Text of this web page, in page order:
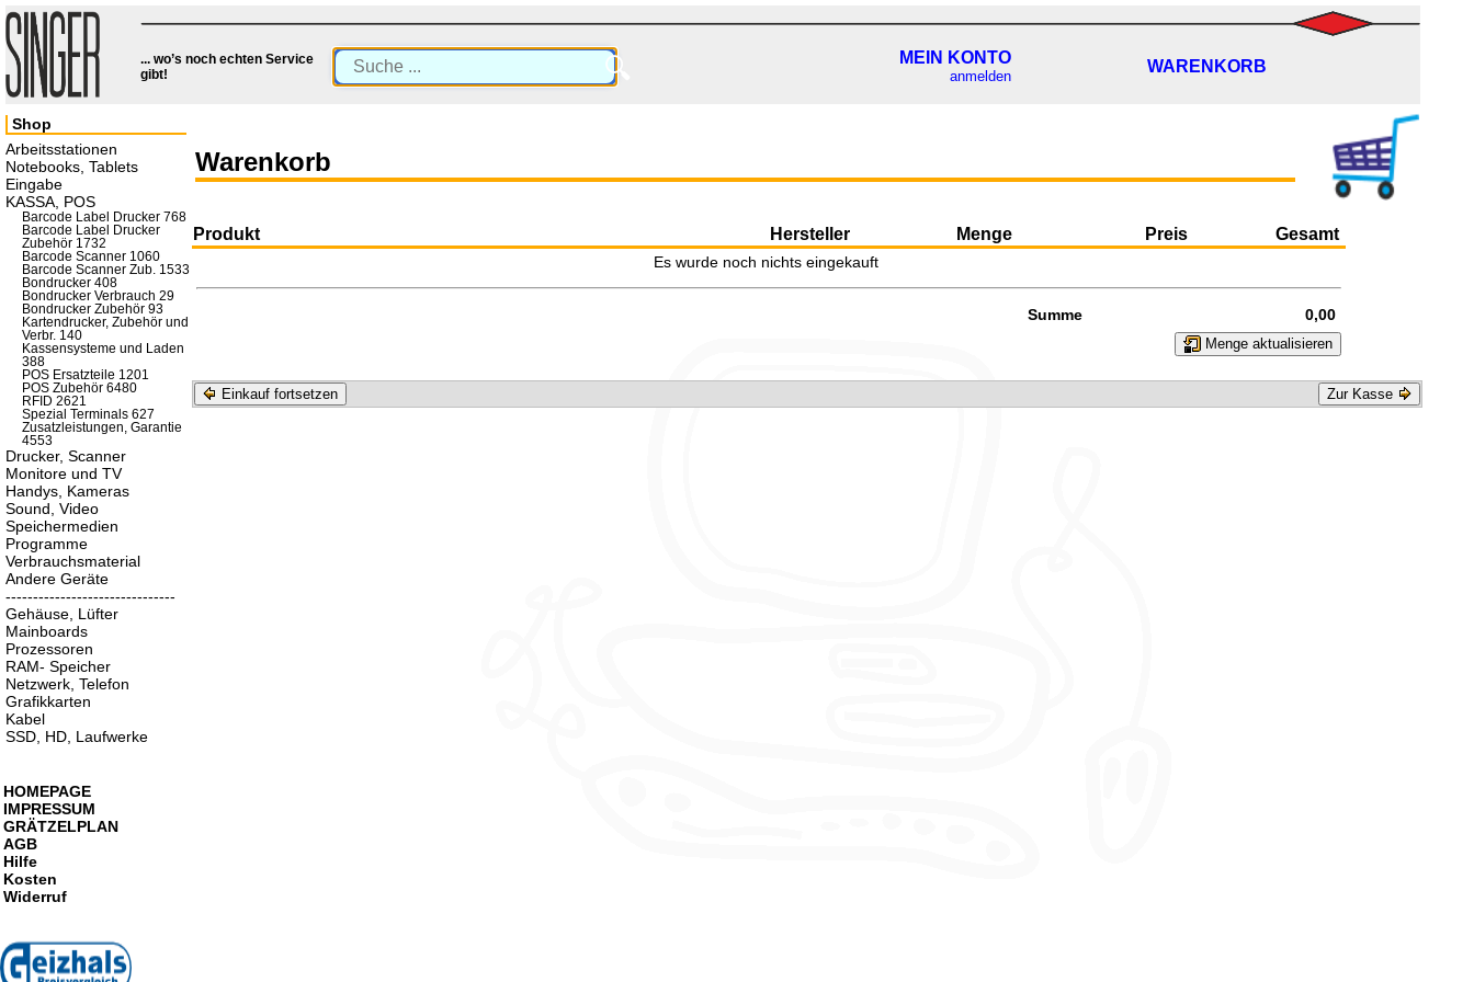
... wo’s noch echten Service
gibt!
🔍 MEIN KONTO
anmelden
WARENKORB
Warenkorb
Produkt Hersteller Menge Preis Gesamt
Es wurde noch nichts eingekauft
Summe 0,00
Menge aktualisieren
Einkauf fortsetzen Zur Kasse
Shop
Arbeitsstationen
Notebooks, Tablets
Eingabe
KASSA, POS
Barcode Label Drucker 768
Barcode Label Drucker
Zubehör 1732
Barcode Scanner 1060
Barcode Scanner Zub. 1533
Bondrucker 408
Bondrucker Verbrauch 29
Bondrucker Zubehör 93
Kartendrucker, Zubehör und
Verbr. 140
Kassensysteme und Laden
388
POS Ersatzteile 1201
POS Zubehör 6480
RFID 2621
Spezial Terminals 627
Zusatzleistungen, Garantie
4553
Drucker, Scanner
Monitore und TV
Handys, Kameras
Sound, Video
Speichermedien
Programme
Verbrauchsmaterial
Andere Geräte
-------------------------------
Gehäuse, Lüfter
Mainboards
Prozessoren
RAM- Speicher
Netzwerk, Telefon
Grafikkarten
Kabel
SSD, HD, Laufwerke
HOMEPAGE
IMPRESSUM
GRÄTZELPLAN
AGB
Hilfe
Kosten
Widerruf